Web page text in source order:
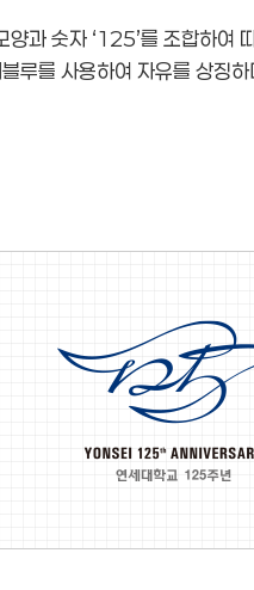
과 숫자 ‘125’를 조합하여
루를 사용하여 자유를 상징